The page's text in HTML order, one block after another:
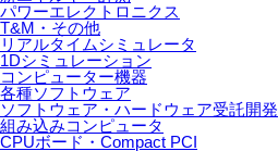
パワーエレクトロニクス
T&M・その他
リアルタイムシミュレータ
1Dシミュレーション
コンピューター機器
各種ソフトウェア
ソフトウェア・ハードウェア受託開発
組み込みコンピュータ
CPUボード・Compact PCI